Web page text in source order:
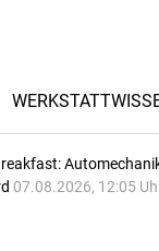
07.08.2026, 12:05